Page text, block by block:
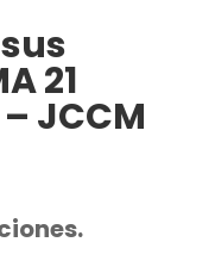
21
– JCCM